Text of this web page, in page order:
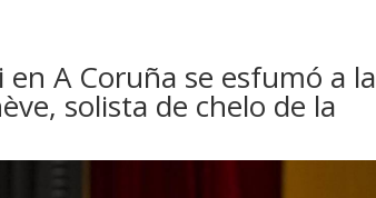
A Coruña se esfumó a la
solista de chelo de la